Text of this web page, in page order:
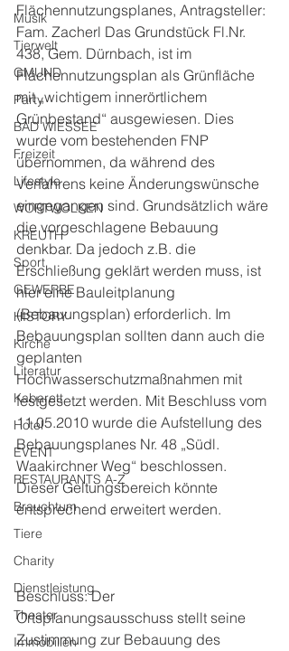
Musik
Tierwelt
GMUND
Party
BAD WIESSEE
Freizeit
Lifestyle
WORTWOLKEN
KREUTH
Sport
GEWERBE
HISTORY
Kirche
Literatur
Kabarett
Hotel
EVENT
RESTAURANTS A-Z
Brauchtum
Tiere
Charity
Dienstleistung
Theater
Immobilien
Flächennutzungsplanes, Antragsteller:
Fam. Zacherl Das Grundstück Fl.Nr.
438, Gem. Dürnbach, ist im
Flächennutzungsplan als Grünfläche
mit „wichtigem innerörtlichem
Grünbestand“ ausgewiesen. Dies
wurde vom bestehenden FNP
übernommen, da während des
Verfahrens keine Änderungswünsche
eingegangen sind. Grundsätzlich wäre
die vorgeschlagene Bebauung
denkbar. Da jedoch z.B. die
Erschließung geklärt werden muss, ist
hier eine Bauleitplanung
(Bebauungsplan) erforderlich. Im
Bebauungsplan sollten dann auch die
geplanten
Hochwasserschutzmaßnahmen mit
festgesetzt werden. Mit Beschluss vom
11.05.2010 wurde die Aufstellung des
Bebauungsplanes Nr. 48 „Südl.
Waakirchner Weg“ beschlossen.
Dieser Geltungsbereich könnte
entsprechend erweitert werden.
Beschluss: Der
Ortsplanungsausschuss stellt seine
Zustimmung zur Bebauung des